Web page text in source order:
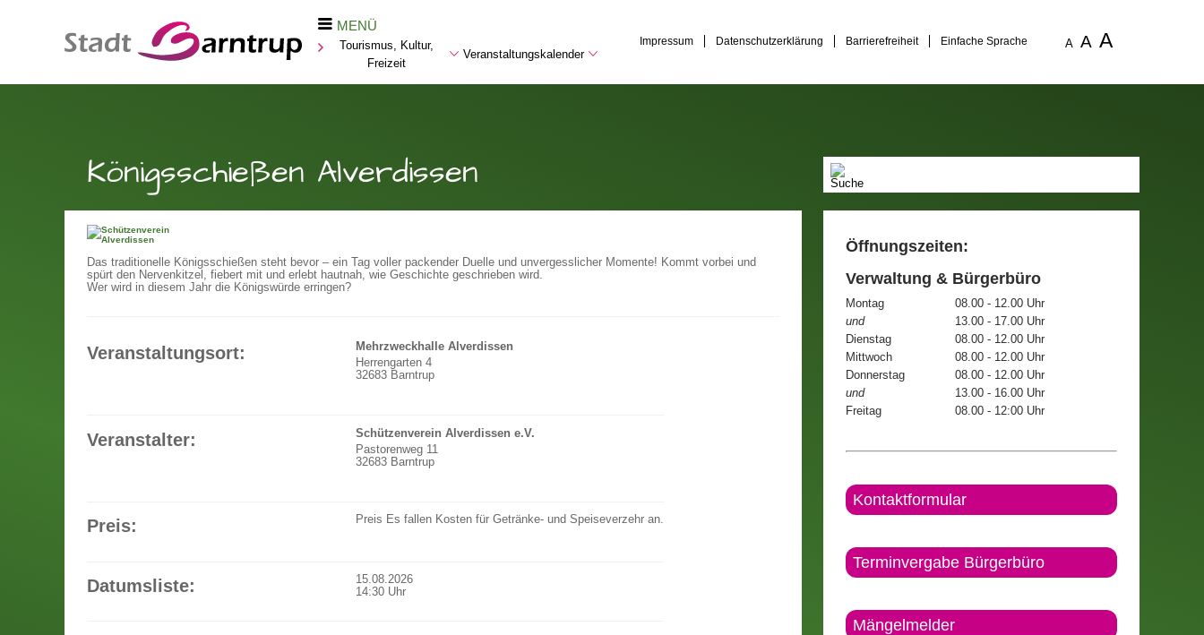
MENÜ
Tourismus, Kultur,
Freizeit
Veranstaltungskalender
Impressum Datenschutzerklärung Barrierefreiheit Einfache Sprache A A A
Königsschießen Alverdissen
Das traditionelle Königsschießen steht bevor – ein Tag voller packender Duelle und unvergesslicher Momente! Kommt vorbei und
spürt den Nervenkitzel, fiebert mit und erlebt hautnah, wie Geschichte geschrieben wird.
Wer wird in diesem Jahr die Königswürde erringen?
Veranstaltungsort:
Mehrzweckhalle Alverdissen
Herrengarten 4
32683 Barntrup
Veranstalter:
Schützenverein Alverdissen e.V.
Pastorenweg 11
32683 Barntrup
Preis: Preis Es fallen Kosten für Getränke- und Speiseverzehr an.
Datumsliste:
15.08.2026
14:30 Uhr
Öffnungszeiten:
Verwaltung & Bürgerbüro
Montag
08.00 - 12.00 Uhr
und
13.00 - 17.00 Uhr
Dienstag
08.00 - 12.00 Uhr
Mittwoch
08.00 - 12.00 Uhr
Donnerstag
08.00 - 12.00 Uhr
und
13.00 - 16.00 Uhr
Freitag
08.00 - 12:00 Uhr
Kontaktformular
Terminvergabe Bürgerbüro
Mängelmelder